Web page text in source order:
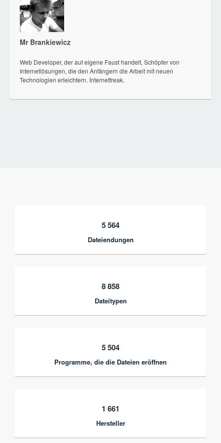
Mr Brankiewicz
Web Developer, der auf eigene Faust handelt, Schöpfer von
Internetlösungen, die den Anfängern die Arbeit mit neuen
Technologien erleichtern. Internetfreak.
5 564
Dateiendungen
8 858
Dateitypen
5 504
Programme, die die Dateien eröffnen
1 661
Hersteller